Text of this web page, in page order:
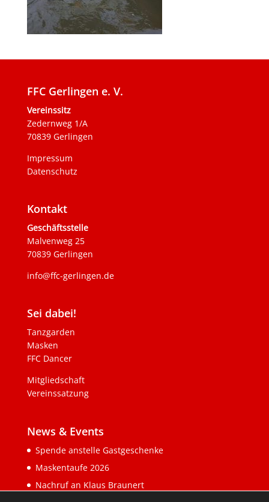
FFC Gerlingen e. V.
Vereinssitz
Zedernweg 1/A
70839 Gerlingen
Impressum
Datenschutz
Kontakt
Geschäftsstelle
Malvenweg 25
70839 Gerlingen
info@ffc-gerlingen.de
Sei dabei!
Tanzgarden
Masken
FFC Dancer
Mitgliedschaft
Vereinssatzung
News & Events
Spende anstelle Gastgeschenke
Maskentaufe 2026
Nachruf an Klaus Braunert